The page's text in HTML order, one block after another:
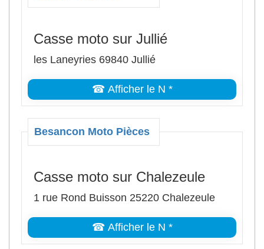
Casse moto sur Jullié
les Laneyries 69840 Jullié
☎ Afficher le N *
Besancon Moto Pièces
Casse moto sur Chalezeule
1 rue Rond Buisson 25220 Chalezeule
☎ Afficher le N *